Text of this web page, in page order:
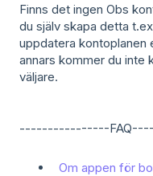
Finns det ingen Obs
du själv skapa detta
uppdatera
annars kommer du inte
väljare.
----------------
Om appen för